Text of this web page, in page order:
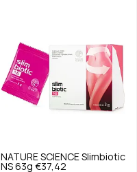
NATURE SCIENCE Slimbiotic
NS 63g €37,42